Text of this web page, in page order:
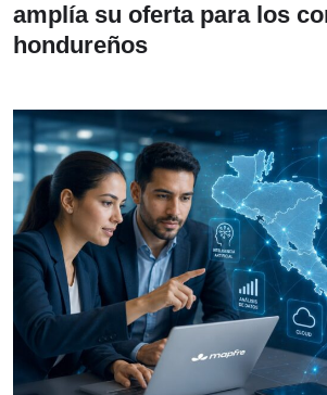
amplía su oferta para los
hondureños